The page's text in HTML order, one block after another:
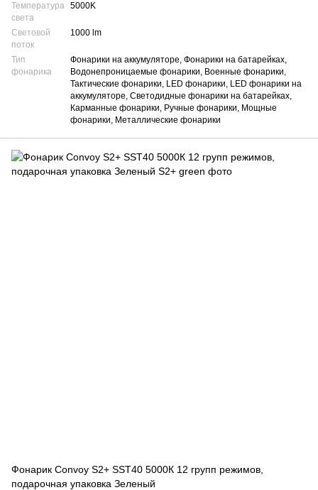
Температура
света
5000K
Световой
поток
1000 lm
Тип
фонарика
Фонарики на аккумуляторе, Фонарики на батарейках,
Водонепроницаемые фонарики, Военные фонарики,
Тактические фонарики, LED фонарики, LED фонарики на
аккумуляторе, Светодидные фонарики на батарейках,
Карманные фонарики, Ручные фонарики, Мощные
фонарики, Металлические фонарики
Фонарик Convoy S2+ SST40 5000К 12 групп режимов,
подарочная упаковка Зеленый